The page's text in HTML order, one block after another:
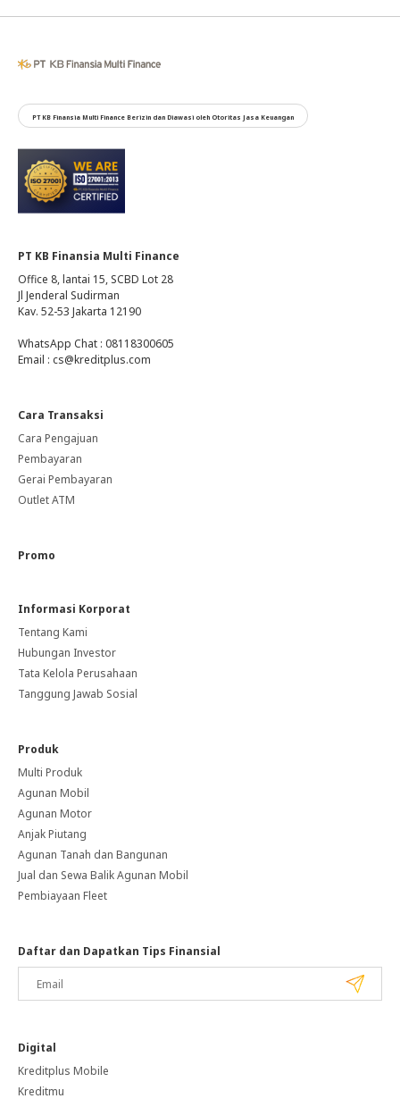
PT KB Finansia Multi Finance Berizin dan Diawasi oleh Otoritas Jasa Keuangan
PT KB Finansia Multi Finance
Office 8, lantai 15, SCBD Lot 28
Jl Jenderal Sudirman
Kav. 52-53 Jakarta 12190
WhatsApp Chat : 08118300605
Email : cs@kreditplus.com
Informasi Korporat
Tentang Kami
Hubungan Investor
Tata Kelola Perusahaan
Tanggung Jawab Sosial
Produk
Multi Produk
Agunan Mobil
Agunan Motor
Anjak Piutang
Agunan Tanah dan Bangunan
Jual dan Sewa Balik Agunan Mobil
Pembiayaan Fleet
Daftar dan Dapatkan Tips Finansial
Digital
Kreditplus Mobile
Kreditmu
Cara Transaksi
Cara Pengajuan
Pembayaran
Gerai Pembayaran
Outlet ATM
Promo